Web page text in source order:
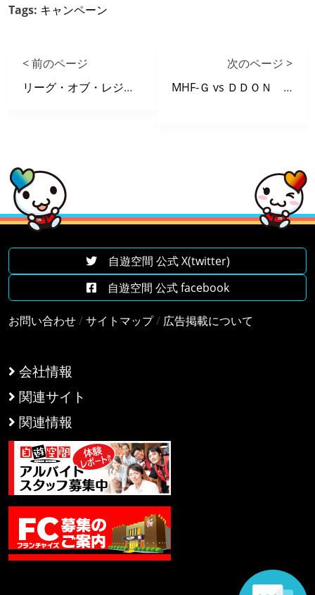
Tags: キャンペーン
< 前のページ
リーグ・オブ・レジェンド 【日本版】体験会開催
次のページ >
MHF-Ｇ vs ＤＤＯＮ ネットカフェ稼働時間 頂上決戦！
会社情報
関連サイト
関連情報
自遊空間 公式 X(twitter)
自遊空間 公式 facebook
お問い合わせ/サイトマップ/ 広告掲載について